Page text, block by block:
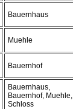
Bauernhaus
Muehle
Bauernhof
Bauernhaus,
Bauernhof, Muehle,
Schloss